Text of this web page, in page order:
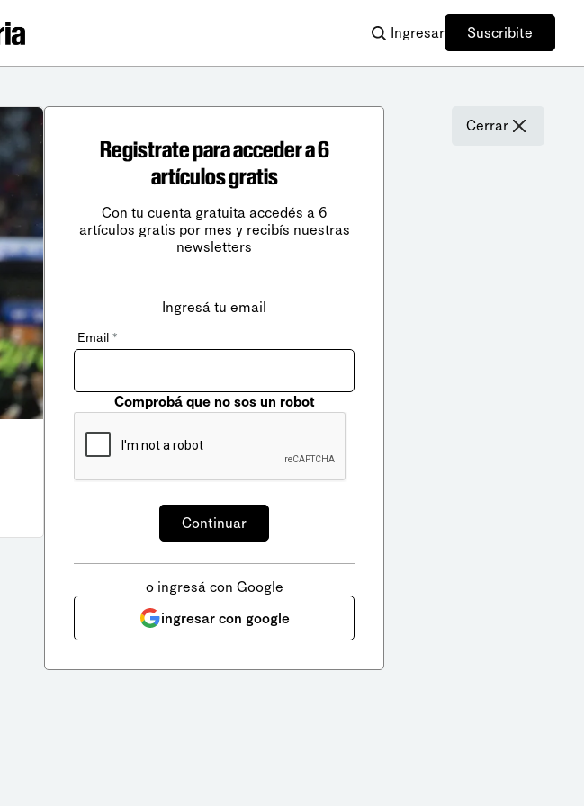
Ingresar Suscribite
Cerrar
Registrate para acceder a 6
artículos gratis
Con tu cuenta gratuita accedés a 6
artículos gratis por mes y recibís nuestras
newsletters
Ingresá tu email
Email *
Comprobá que no sos un robot
o ingresá con Google
ingresar con google